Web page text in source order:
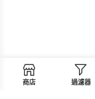
商店 過濾器